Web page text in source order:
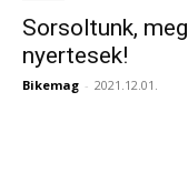
Sorsoltunk,
nyertesek!
Bikemag - 2021.12.01.